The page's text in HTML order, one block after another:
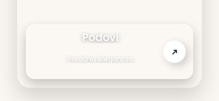
Podovi
Prirodna elegancija
➜